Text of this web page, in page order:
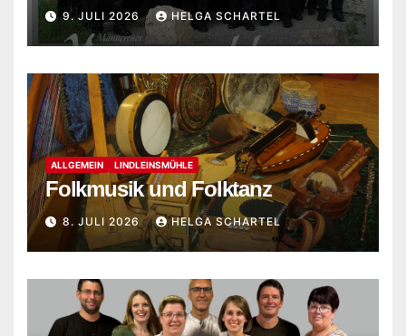
Versbach
9. JULI 2026 HELGA SCHARTEL
ALLGEMEIN LINDLEINSMÜHLE
Folkmusik und Folktanz
8. JULI 2026 HELGA SCHARTEL